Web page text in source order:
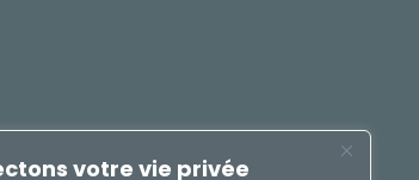
votre vie privée